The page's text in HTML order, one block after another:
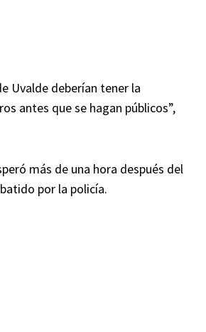
Uvalde deberían tener la
antes que se hagan públicos”,
más de una hora después del
por la policía.